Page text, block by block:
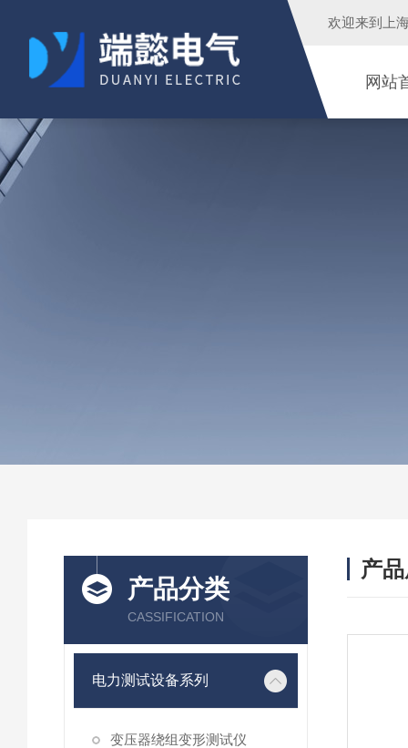
欢迎来到 上
网站
产品分类
CASSIFICATION
电力测试设备系列
变压器绕组变形测试仪
产